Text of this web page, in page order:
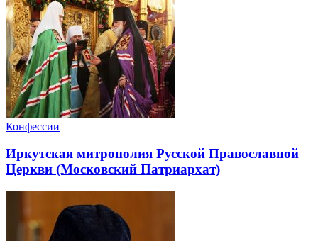
Конфессии
Иркутская митрополия Русской Православной
Церкви (Московский Патриархат)